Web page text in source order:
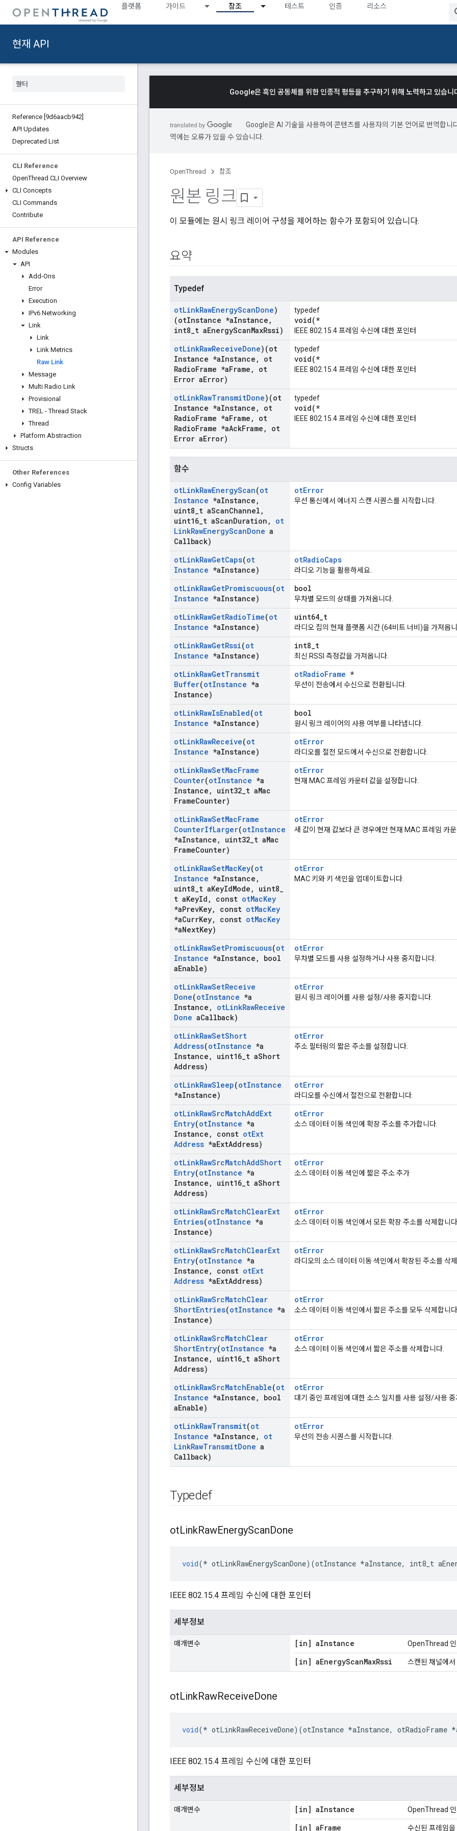
플랫폼 가이드 참조 테스트 인증 리소스
현재 API
Reference [9d6aacb942]
API Updates
Deprecated List
CLI Reference
OpenThread CLI Overview
CLI Concepts
CLI Commands
Contribute
API Reference
Modules
API
Add-Ons
Error
Execution
IPv6 Networking
Link
Link
Link Metrics
Raw Link
Message
Multi Radio Link
Provisional
TREL - Thread Stack
Thread
Platform Abstraction
Structs
Other References
Config Variables
Google은 흑인 공동체를 위한 인종적 평등을 추구하기 위해 노력하고 있습니
Google은 AI 기술을 사용하여 콘텐츠를 사용자의 기본 언어로 번역합니
역에는 오류가 있을 수 있습니다.
OpenThread 참조
원본 링크
이 모듈에는 원시 링크 레이어 구성을 제어하는 함수가 포함되어 있습니다.
요약
Typedef
otLinkRawEnergyScanDone)
(otInstance *aInstance ,
int8 t aEnergyScanMaxRssi)
typedef
void(*
IEEE 802.15.4 프레임 수신에 대한 포인터
otLinkRawReceiveDone)(ot
Instance *aInstance ,
ot
RadioFrame *aFrame ,
ot
Error aError)
typedef
void(*
IEEE 802.15.4 프레임 수신에 대한 포인터
otLinkRawTransmitDone)(ot
Instance *aInstance ,
ot
RadioFrame *aFrame ,
ot
RadioFrame *aAckFrame ,
ot
Error aError)
typedef
void(*
IEEE 802.15.4 프레임 수신에 대한 포인터
함수
otLinkRawEnergyScan(ot
Instance *aInstance ,
uint8 t aScanChannel ,
uint16 t aScanDuration ,
ot
LinkRawEnergyScanDone a
Callback)
otError
무선 통신에서 에너지 스캔 시퀀스를 시작합니다.
otLinkRawGetCaps(ot
Instance *aInstance)
otRadioCaps
라디오 기능을 활용하세요.
otLinkRawGetPromiscuous(ot
Instance *aInstance)
bool
무차별 모드의 상태를 가져옵니다.
otLinkRawGetRadioTime(ot
Instance *aInstance)
uint64_t
라디오 칩의 현재 플랫폼 시간 (64비트 너비)을 가져옵
otLinkRawGetRssi(ot
Instance *aInstance)
int8_t
최신 RSSI 측정값을 가져옵니다.
otLinkRawGetTransmit
Buffer(otInstance *a
Instance)
otRadioFrame *
무선이 전송에서 수신으로 전환됩니다.
otLinkRawIsEnabled(ot
Instance *aInstance)
bool
원시 링크 레이어의 사용 여부를 나타냅니다.
otLinkRawReceive(ot
Instance *aInstance)
otError
라디오를 절전 모드에서 수신으로 전환합니다.
otLinkRawSetMacFrame
Counter(otInstance *a
Instance , uint32 t aMac
FrameCounter)
otError
현재 MAC 프레임 카운터 값을 설정합니다.
otLinkRawSetMacFrame
CounterIfLarger(otInstance
*aInstance , uint32 t aMac
FrameCounter)
otError
새 값이 현재 값보다 큰 경우에만 현재 MAC 프레임 카
otLinkRawSetMacKey(ot
Instance *aInstance ,
uint8 t aKeyIdMode , uint8
t aKeyId , const otMacKey
*aPrevKey, const otMacKey
*aCurrKey, const otMacKey
*aNextKey)
otError
MAC 키와 키 색인을 업데이트합니다.
otLinkRawSetPromiscuous(ot
Instance *aInstance ,
bool
aEnable)
otError
무차별 모드를 사용 설정하거나 사용 중지합니다.
otLinkRawSetReceive
Done(otInstance *a
Instance , otLinkRawReceive
Done aCallback)
otError
원시 링크 레이어를 사용 설정/사용 중지합니다.
otLinkRawSetShort
Address(otInstance *a
Instance , uint16 t aShort
Address)
otError
주소 필터링의 짧은 주소를 설정합니다.
otLinkRawSleep(otInstance
*aInstance)
otError
라디오를 수신에서 절전으로 전환합니다.
otLinkRawSrcMatchAddExt
Entry(otInstance *a
Instance , const otExt
Address *aExtAddress)
otError
소스 데이터 이동 색인에 확장 주소를 추가합니다.
otLinkRawSrcMatchAddShort
Entry(otInstance *a
Instance , uint16 t aShort
Address)
otError
소스 데이터 이동 색인에 짧은 주소 추가
otLinkRawSrcMatchClearExt
Entries(otInstance *a
Instance)
otError
소스 데이터 이동 색인에서 모든 확장 주소를 삭제합니다.
otLinkRawSrcMatchClearExt
Entry(otInstance *a
Instance , const otExt
Address *aExtAddress)
otError
라디오의 소스 데이터 이동 색인에서 확장된 주소를 삭
otLinkRawSrcMatchClear
ShortEntries(otInstance *a
Instance)
otError
소스 데이터 이동 색인에서 짧은 주소를 모두 삭제합니다.
otLinkRawSrcMatchClear
ShortEntry(otInstance *a
Instance , uint16 t aShort
Address)
otError
소스 데이터 이동 색인에서 짧은 주소를 삭제합니다.
otLinkRawSrcMatchEnable(ot
Instance *aInstance ,
bool
aEnable)
otError
대기 중인 프레임에 대한 소스 일치를 사용 설정/사용 중
otLinkRawTransmit(ot
Instance *aInstance ,
ot
LinkRawTransmitDone a
Callback)
otError
무선의 전송 시퀀스를 시작합니다.
Typedef
otLinkRawEnergyScanDone
void(* otLinkRawEnergyScanDone)(otInstance *aInstance, int8_t
IEEE 802.15.4 프레임 수신에 대한 포인터
세부정보
매개변수 [in] aInstance OpenThread 인
[in] aEnergyScanMaxRssi 스캔된 채널에서
otLinkRawReceiveDone
void(* otLinkRawReceiveDone)(otInstance *aInstance, otRadioFrame *
IEEE 802.15.4 프레임 수신에 대한 포인터
세부정보
매개변수 [in] aInstance OpenThread 인
[in] aFrame 수신된 프레임을